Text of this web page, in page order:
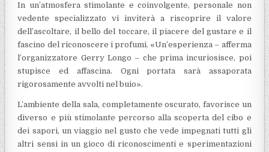
In un’atmosfera stimolante e coinvolgente, personale non
vedente specializzato vi inviterà a riscoprire il valore
dell’ascoltare, il bello del toccare, il piacere del gustare e il
fascino del riconoscere i profumi. «Un’esperienza – afferma
l’organizzatore Gerry Longo – che prima incuriosisce, poi
stupisce ed affascina. Ogni portata sarà assaporata
rigorosamente avvolti nel buio».
L’ambiente della sala, completamente oscurato, favorisce un
diverso e più stimolante percorso alla scoperta del cibo e
dei sapori, un viaggio nel gusto che vede impegnati tutti gli
altri sensi in un gioco di riconoscimenti e sperimentazioni